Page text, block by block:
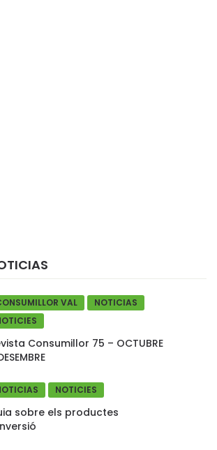
VAL
NOTICIAS
Consumillor 75 – OCTUBRE
NOTICIES
sobre els productes